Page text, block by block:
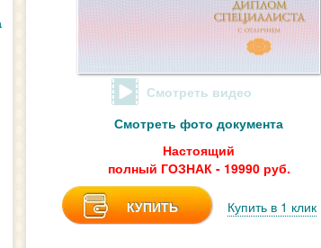
Смотреть видео
Смотреть фото документа
Настоящий
полный ГОЗНАК - 19990 руб.
КУПИТЬ Купить в 1 клик